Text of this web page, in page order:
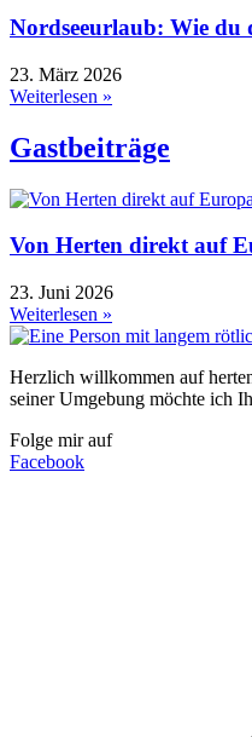
Nordseeurlaub: Wie du
23. März 2026
Weiterlesen »
Gastbeiträge
Von Herten direkt auf
23. Juni 2026
Weiterlesen »
Herzlich willkommen auf
seiner Umgebung möchte ich
Folge mir auf
Facebook